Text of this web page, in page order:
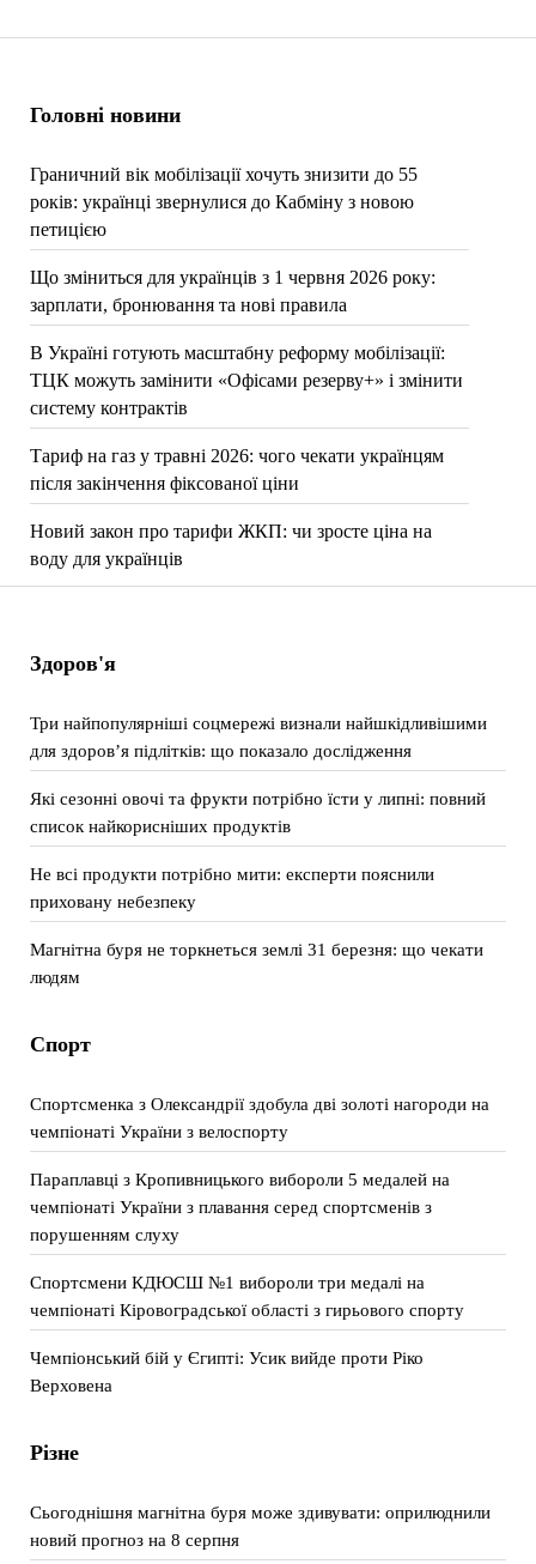
Головні новини
Граничний вік мобілізації хочуть знизити до 55
років: українці звернулися до Кабміну з новою
петицією
Що зміниться для українців з 1 червня 2026 року:
зарплати, бронювання та нові правила
В Україні готують масштабну реформу мобілізації:
ТЦК можуть замінити «Офісами резерву+» і змінити
систему контрактів
Тариф на газ у травні 2026: чого чекати українцям
після закінчення фіксованої ціни
Новий закон про тарифи ЖКП: чи зросте ціна на
воду для українців
Здоров'я
Три найпопулярніші соцмережі визнали найшкідливішими
для здоров’я підлітків: що показало дослідження
Які сезонні овочі та фрукти потрібно їсти у липні: повний
список найкорисніших продуктів
Не всі продукти потрібно мити: експерти пояснили
приховану небезпеку
Магнітна буря не торкнеться землі 31 березня: що чекати
людям
Спорт
Спортсменка з Олександрії здобула дві золоті нагороди на
чемпіонаті України з велоспорту
Параплавці з Кропивницького вибороли 5 медалей на
чемпіонаті України з плавання серед спортсменів з
порушенням слуху
Спортсмени КДЮСШ №1 вибороли три медалі на
чемпіонаті Кіровоградської області з гирьового спорту
Чемпіонський бій у Єгипті: Усик вийде проти Ріко
Верховена
Різне
Сьогоднішня магнітна буря може здивувати: оприлюднили
новий прогноз на 8 серпня